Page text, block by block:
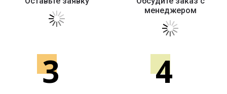
менеджером
3 4